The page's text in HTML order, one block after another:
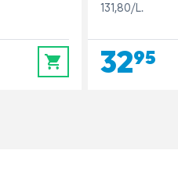
0
131,80/L.
32,95